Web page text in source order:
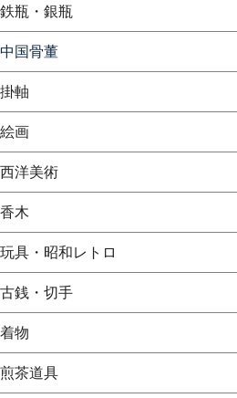
鉄瓶・銀瓶
中国骨董
掛軸
絵画
西洋美術
香木
玩具・昭和レトロ
古銭・切手
着物
煎茶道具